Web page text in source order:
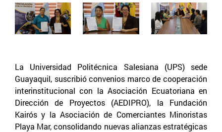
La Universidad Politécnica Salesiana (UPS) sede
Guayaquil, suscribió convenios marco de cooperación
interinstitucional con la Asociación Ecuatoriana en
Dirección de Proyectos (AEDIPRO), la Fundación
Kairós y la Asociación de Comerciantes Minoristas
Playa Mar, consolidando nuevas alianzas estratégicas